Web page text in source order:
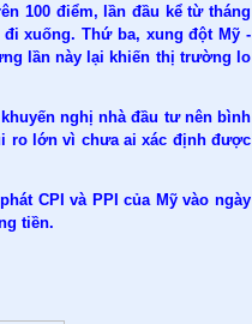
100 điểm, lần đầu kể từ tháng
xuống. Thứ ba, xung đột Mỹ -
lần này lại khiến thị trường lo
nghị nhà đầu tư nên bình
ro lớn vì chưa ai xác định được
CPI và PPI của Mỹ vào ngày
tiền.